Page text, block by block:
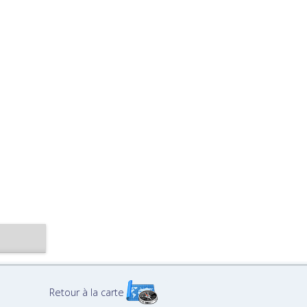
Retour à la carte